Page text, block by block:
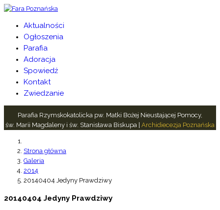
Aktualności
Ogłoszenia
Parafia
Adoracja
Spowiedź
Kontakt
Zwiedzanie
Parafia Rzymskokatolicka pw. Matki Bożej Nieustającej Pomocy,
św. Marii Magdaleny i św. Stanisława Biskupa | Archidiecezja Poznańska
Strona główna
Galeria
2014
20140404 Jedyny Prawdziwy
20140404 Jedyny Prawdziwy